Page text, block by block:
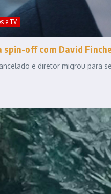
e TV
off com David
e diretor migrou para